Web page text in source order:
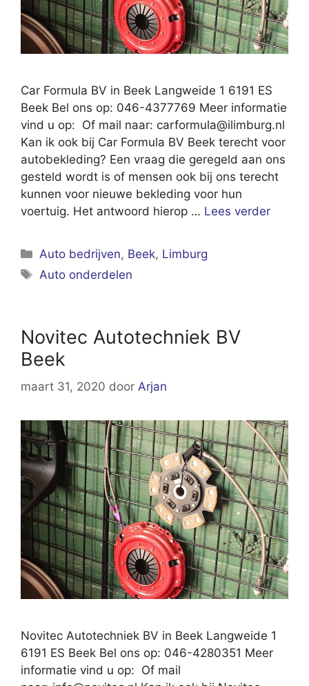
Car Formula BV in Beek Langweide 1 6191 ES
Beek Bel ons op: 046-4377769 Meer informatie
vind u op: Of mail naar: carformula@ilimburg.nl
Kan ik ook bij Car Formula BV Beek terecht voor
autobekleding? Een vraag die geregeld aan ons
gesteld wordt is of mensen ook bij ons terecht
kunnen voor nieuwe bekleding voor hun
voertuig. Het antwoord hierop … Lees verder
Categorieën
Auto bedrijven, Beek, Limburg
Tags
Auto onderdelen
Novitec Autotechniek BV
Beek
maart 31, 2020 door Arjan
Novitec Autotechniek BV in Beek Langweide 1
6191 ES Beek Bel ons op: 046-4280351 Meer
informatie vind u op: Of mail